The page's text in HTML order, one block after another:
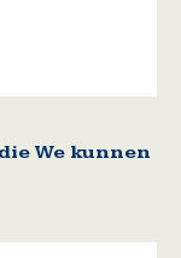
We kunnen